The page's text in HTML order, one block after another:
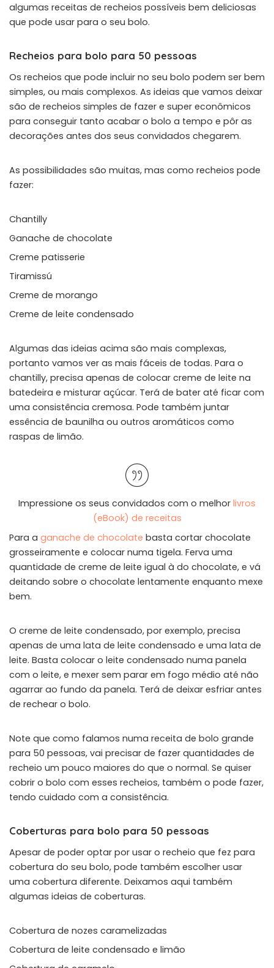
algumas receitas de recheios possíveis bem deliciosas
que pode usar para o seu bolo.
Recheios para bolo para 50 pessoas
Os recheios que pode incluir no seu bolo podem ser bem
simples, ou mais complexos. As ideias que vamos deixar
são de recheios simples de fazer e super econômicos
para conseguir tanto acabar o bolo a tempo e pôr as
decorações antes dos seus convidados chegarem.
As possibilidades são muitas, mas como recheios pode
fazer:
Chantilly
Ganache de chocolate
Creme patisserie
Tiramissú
Creme de morango
Creme de leite condensado
Algumas das ideias acima são mais complexas,
portanto vamos ver as mais fáceis de todas. Para o
chantilly, precisa apenas de colocar creme de leite na
batedeira e misturar açúcar. Terá de bater até ficar com
uma consistência cremosa. Pode também juntar
essência de baunilha ou outros aromáticos como
raspas de limão.
Impressione os seus convidados com o melhor livros
(eBook) de receitas
Para a ganache de chocolate basta cortar chocolate
grosseiramente e colocar numa tigela. Ferva uma
quantidade de creme de leite igual à do chocolate, e vá
deitando sobre o chocolate lentamente enquanto mexe
bem.
O creme de leite condensado, por exemplo, precisa
apenas de uma lata de leite condensado e uma lata de
leite. Basta colocar o leite condensado numa panela
com o leite, e mexer sem parar em fogo médio até não
agarrar ao fundo da panela. Terá de deixar esfriar antes
de rechear o bolo.
Note que como falamos numa receita de bolo grande
para 50 pessoas, vai precisar de fazer quantidades de
recheio um pouco maiores do que o normal. Se quiser
cobrir o bolo com esses recheios, também o pode fazer,
tendo cuidado com a consistência.
Coberturas para bolo para 50 pessoas
Apesar de poder optar por usar o recheio que fez para
cobertura do seu bolo, pode também escolher usar
uma cobertura diferente. Deixamos aqui também
algumas ideias de coberturas.
Cobertura de nozes caramelizadas
Cobertura de leite condensado e limão